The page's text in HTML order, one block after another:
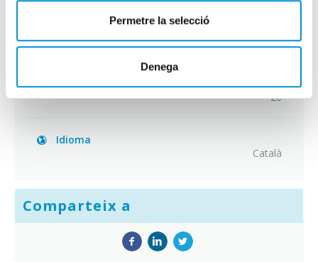
Permetre la selecció
Denega
Barcelona - Via Laietana, 39 08003
Places
20
Idioma
Català
Comparteix a